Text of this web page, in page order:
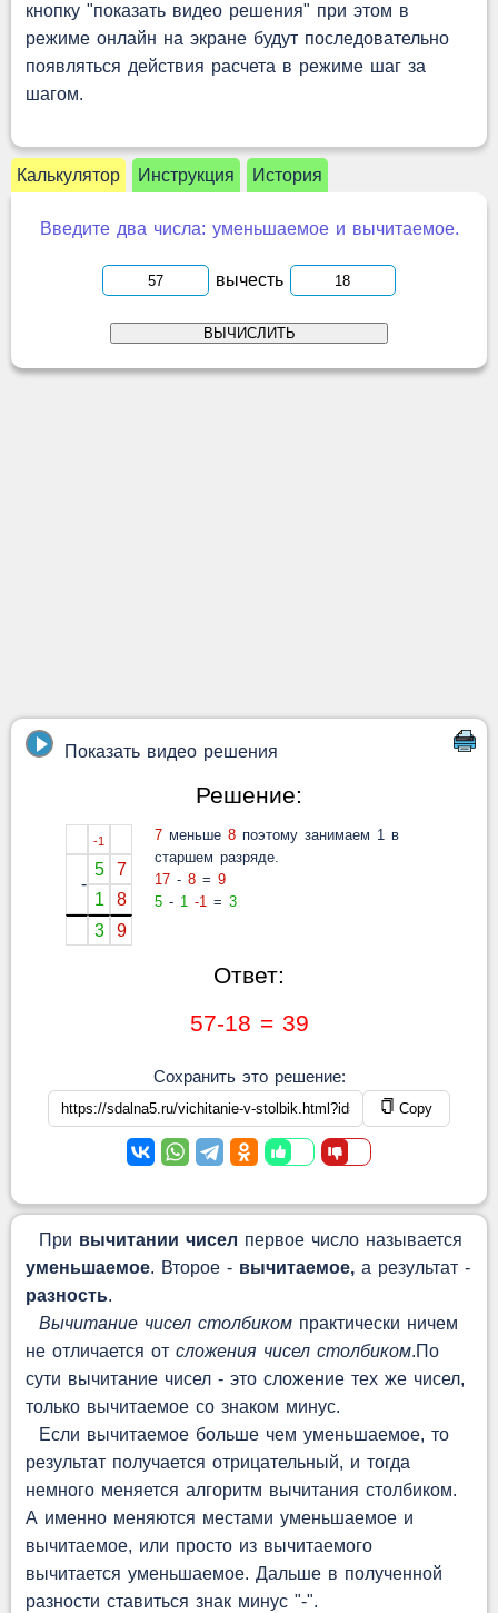
кнопку "показать видео решения" при этом в
режиме онлайн на экране будут последовательно
появляться действия расчета в режиме шаг за
шагом.
Калькулятор Инструкция История
Введите два числа: уменьшаемое и вычитаемое.
вычесть
Показать видео решения
Решение:
-1
-
5
7
1
8
3
9
7 меньше 8 поэтому занимаем 1 в
старшем разряде.
17 - 8 = 9
5 - 1 -1 = 3
Ответ:
57-18 = 39
Сохранить это решение:
Copy
При вычитании чисел первое число называется
уменьшаемое. Второе - вычитаемое,а результат -
разность.
Вычитание чисел столбикомпрактически ничем
не отличается от сложения чисел столбиком.По
сути вычитание чисел - это сложение тех же чисел,
только вычитаемое со знаком минус.
Если вычитаемое больше чем уменьшаемое, то
результат получается отрицательный, и тогда
немного меняется алгоритм вычитания столбиком.
А именно меняются местами уменьшаемое и
вычитаемое, или просто из вычитаемого
вычитается уменьшаемое. Дальше в полученной
разности ставиться знак минус "-".